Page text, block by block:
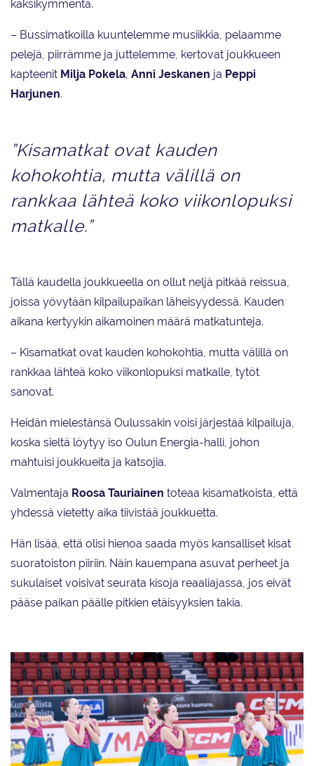
kaksikymmentä.
– Bussimatkoilla kuuntelemme musiikkia, pelaamme
pelejä, piirrämme ja juttelemme, kertovat joukkueen
kapteenit Milja Pokela, Anni Jeskanen ja Peppi
Harjunen.
”Kisamatkat ovat kauden
kohokohtia, mutta välillä on
rankkaa lähteä koko viikonlopuksi
matkalle.”
Tällä kaudella joukkueella on ollut neljä pitkää reissua,
joissa yövytään kilpailupaikan läheisyydessä. Kauden
aikana kertyykin aikamoinen määrä matkatunteja.
– Kisamatkat ovat kauden kohokohtia, mutta välillä on
rankkaa lähteä koko viikonlopuksi matkalle, tytöt
sanovat.
Heidän mielestänsä Oulussakin voisi järjestää kilpailuja,
koska sieltä löytyy iso Oulun Energia-halli, johon
mahtuisi joukkueita ja katsojia.
Valmentaja Roosa Tauriainen toteaa kisamatkoista, että
yhdessä vietetty aika tiivistää joukkuetta.
Hän lisää, että olisi hienoa saada myös kansalliset kisat
suoratoiston piiriin. Näin kauempana asuvat perheet ja
sukulaiset voisivat seurata kisoja reaaliajassa, jos eivät
pääse paikan päälle pitkien etäisyyksien takia.